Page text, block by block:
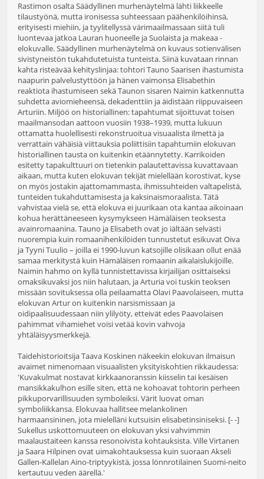
Rastimon osalta Säädyllinen murhenäytelmä lähti liikkeelle
tilaustyönä, mutta ironisessa suhteessaan päähenkilöihinsä,
erityisesti miehiin, ja tyylitellyssä värimaailmassaan siitä tuli
luontevaa jatkoa Lauran huoneelle ja Suolaista ja makeaa -
elokuvalle. Säädyllinen murhenäytelmä on kuvaus sotienvälisen
sivistyneistön tukahdutetuista tunteista. Siinä kuvataan rinnan
kahta risteävää kehityslinjaa: tohtori Tauno Saarisen ihastumista
naapurin palvelustyttöön ja hänen vaimonsa Elisabethin
reaktiota ihastumiseen sekä Taunon sisaren Naimin katkennutta
suhdetta aviomieheensä, dekadenttiin ja äidistään riippuvaiseen
Arturiin. Miljöö on historiallinen: tapahtumat sijoittuvat toisen
maailmansodan aattoon vuosiin 1938–1939, mutta lukuun
ottamatta huolellisesti rekonstruoitua visuaalista ilmettä ja
verrattain vähäisiä viittauksia poliittisiin tapahtumiin elokuvan
historiallinen tausta on kuitenkin etäännytetty. Karrikoiden
esitetty tapakulttuuri on tietenkin palautettavissa kuvattavaan
aikaan, mutta kuten elokuvan tekijät mielellään korostivat, kyse
on myös jostakin ajattomammasta, ihmissuhteiden valtapelistä,
tunteiden tukahduttamisesta ja kaksinaismoraalista. Tätä
vahvistaa vielä se, että elokuva ei juurikaan ota kantaa aikoinaan
kohua herättäneeseen kysymykseen Hämäläisen teoksesta
avainromaanina. Tauno ja Elisabeth ovat jo iältään selvästi
nuorempia kuin romaanihenkilöiden tunnustetut esikuvat Oiva
ja Tyyni Tuulio – joilla ei 1990-luvun katsojille olisikaan ollut enää
samaa merkitystä kuin Hämäläisen romaanin aikalaislukijoille.
Naimin hahmo on kyllä tunnistettavissa kirjailijan osittaiseksi
omaksikuvaksi jos niin halutaan, ja Arturia voi tuskin teoksen
missään sovituksessa olla peilaamatta Olavi Paavolaiseen, mutta
elokuvan Artur on kuitenkin narsismissaan ja
oidipaalisuudessaan niin ylilyöty, etteivät edes Paavolaisen
pahimmat vihamiehet voisi vetää kovin vahvoja
yhtäläisyysmerkkejä.
Taidehistorioitsija Taava Koskinen näkeekin elokuvan ilmaisun
avaimet nimenomaan visuaalisten yksityiskohtien rikkaudessa:
'Kuvakulmat nostavat kirkkaanoranssin kiisselin tai kesäisen
mansikkakulhon esille siten, että ne kohoavat tohtorin perheen
pikkuporvarillisuuden symboleiksi. Värit luovat oman
symboliikkansa. Elokuvaa hallitsee melankolinen
harmaansininen, jota mielelläni kutsuisin elisabetinsiniseksi. [- -]
Sukellus uskottomuuteen on elokuvan yksi vahvimmin
maalaustaiteen kanssa resonoivista kohtauksista. Ville Virtanen
ja Saara Hilpinen ovat uimakohtauksessa kuin suoraan Akseli
Gallen-Kallelan Aino-triptyykistä, jossa lönnrotilainen Suomi-neito
kertautuu veden äärellä.'